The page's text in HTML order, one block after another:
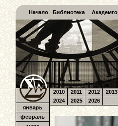
Начало Библиотека
январь
февраль
2010 2011 2012 2013
2024 2025 2026